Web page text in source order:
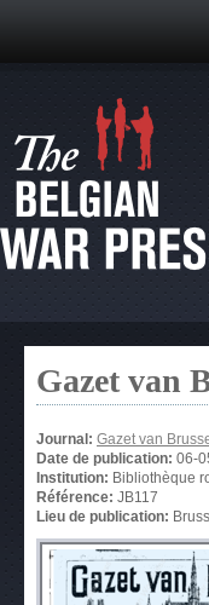
Gazet van
Journal: Gazet van
Date de publication: 06-
Institution: Bibliothèque
Référence: JB117
Lieu de publication: